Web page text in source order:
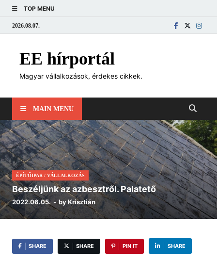
TOP MENU
2026.08.07.
EE hírportál
Magyar vállalkozások, érdekes cikkek.
MAIN MENU
ÉPÍTŐIPAR / VÁLLALKOZÁS
Beszéljünk az azbesztről. Palatető
2022.06.05. -byKrisztián
SHARE SHARE PIN IT SHARE